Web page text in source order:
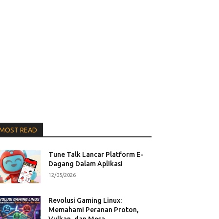
READ
Tune Talk Lancar Platform E-
Dagang Dalam Aplikasi
12/05/2026
Revolusi Gaming Linux:
Memahami Peranan Proton,